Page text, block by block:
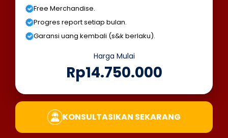
Free Merchandise.
Progres report setiap bulan.
Garansi uang kembali (s&k berlaku).
Harga Mulai
Rp14.750.000
KONSULTASIKAN SEKARANG